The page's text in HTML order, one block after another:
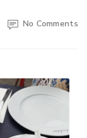
No Comments